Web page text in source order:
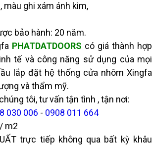
màu ghi xám ánh kim,
bảo hành: 20 năm.
PHATDATDOORS có giá thành hợp
tế và công năng sử dụng của mọi
lắp đặt hệ thống cửa nhôm Xingfa
và thẩm mỹ.
tôi, tư vấn tận tình , tận nơi:
030 006 - 0908 011 664
m2
trực tiếp không qua bất kỳ khâu